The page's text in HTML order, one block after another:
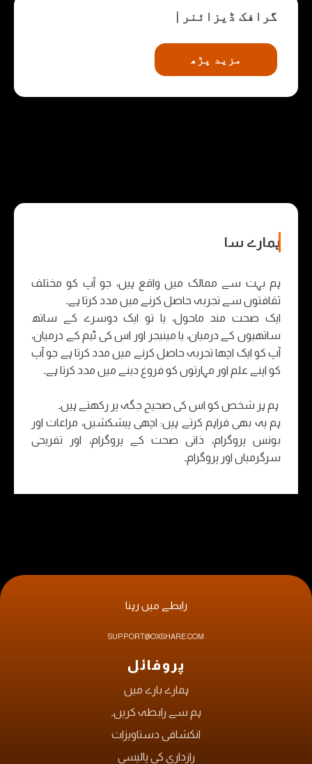
گرافک ڈیزائنر
مزید پڑھ
ہمار ے سا
ہم بہت سے ممالک میں واقع ہیں، جو آپ کو مختلف
ثقافتوں سے تجربہ حاصل کرنے میں مدد کرتا ہے۔
ایک صحت مند ماحول، یا تو ایک دوسرے کے ساتھ
ساتھیوں کے درمیان، یا مینیجر اور اس کی ٹیم کے درمیان،
آپ کو ایک اچھا تجربہ حاصل کرنے میں مدد کرتا ہے جو آپ
کو اپنے علم اور مہارتوں کو فروغ دینے میں مدد کرتا ہے۔
ہم ہر شخص کو اس کی صحیح جگہ پر رکھتے ہیں۔
ہم یہ بھی فراہم کرتے ہیں: اچھی پیشکشیں، مراعات اور
بونس پروگرام، ذاتی صحت کے پروگرام، اور تفریحی
سرگرمیاں اور پروگرام۔
رابطے میں رہنا
SUPPORT@OXSHARE.COM
پروفائل
ہمارے بارے میں
ہم سے رابطہ کریں۔
انکشافی دستاویزات
رازداری کی پالیسی